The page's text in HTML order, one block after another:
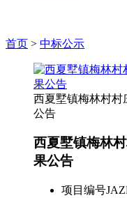
首页 > 中标公示
西夏墅镇梅林村村
公告
西夏墅镇梅林
果公告
项目编号